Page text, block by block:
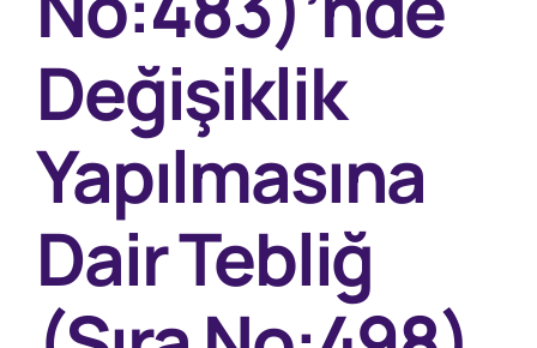
Değişiklik
Yapılmasına
Dair Tebliğ